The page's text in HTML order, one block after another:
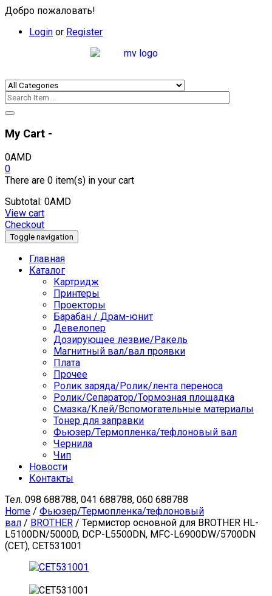
Добро пожаловать!
Login or Register
My Cart -
0AMD
0
There are 0 item(s) in your cart
Subtotal: 0AMD
View cart
Checkout
Toggle navigation
Главная
Каталог
Картридж
Принтеры
Проекторы
Барабан / Драм-юнит
Девелопер
Дозирующее лезвие/Ракель
Магнитный вал/вал проявки
Плата
Прочее
Ролик заряда/Ролик/лента переноса
Ролик/Сепаратор/Тормозная площадка
Смазка/Клей/Вспомогательные материалы
Тонер для заправки
Фьюзер/Термопленка/тефлоновый вал
Чернила
Чип
Новости
Контакты
Тел. 098 688788, 041 688788, 060 688788
Home / Фьюзер/Термопленка/тефлоновый
вал / BROTHER / Термистор основной для BROTHER HL-
L5100DN/5000D, DCP-L5500DN, MFC-L6900DW/5700DN
(CET), CET531001